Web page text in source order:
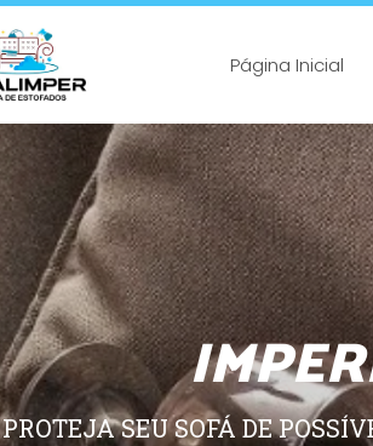
Página Inicial
PROTEJA SEU SOFÁ DE